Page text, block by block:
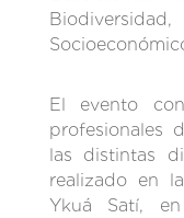
El evento
profesionales
las distintas
realizado en
Ykuá Satí,